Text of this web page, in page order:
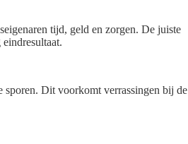
tijd, geld en zorgen. De juiste
sporen. Dit voorkomt verrassingen bij de